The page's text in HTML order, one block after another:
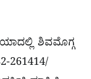
ಶಿವಮೊಗ್ಗ
261414/